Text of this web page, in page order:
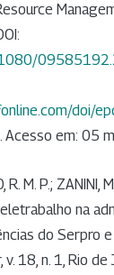
Acesso em: 05
R. M. P.; ZANINI,
na
do Serpro
18, n. 1, Rio de